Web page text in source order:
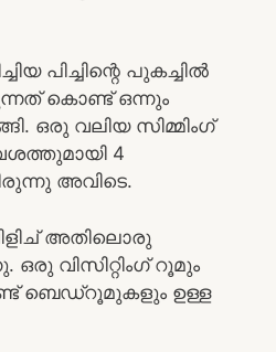
പിച്ചിന്റെ പുകച്ചിൽ
കൊണ്ട് ഒന്നും
ഒരു വലിയ സിമ്മിംഗ്
4
അവിടെ.
അതിലൊരു
ഒരു വിസിറ്റിംഗ് റൂമും
ബെഡ്‌റൂമുകളും ഉള്ള